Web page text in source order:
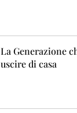
La Generazione
uscire di casa